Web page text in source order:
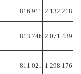
816 911 2 132 218
813 746 2 071 439
811 021 1 298 176